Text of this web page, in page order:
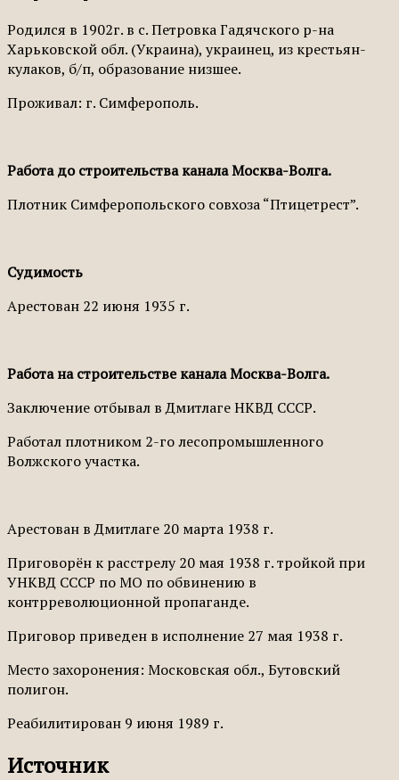
Родился в 1902г. в с. Петровка Гадячского р-на
Харьковской обл. (Украина), украинец, из крестьян-
кулаков, б/п, образование низшее.
Проживал: г. Симферополь.
Работа до строительства канала Москва-Волга.
Плотник Симферопольского совхоза “Птицетрест”.
Судимость
Арестован 22 июня 1935 г.
Работа на строительстве канала Москва-Волга.
Заключение отбывал в Дмитлаге НКВД СССР.
Работал плотником 2-го лесопромышленного
Волжского участка.
Арестован в Дмитлаге 20 марта 1938 г.
Приговорён к расстрелу 20 мая 1938 г. тройкой при
УНКВД СССР по МО по обвинению в
контрреволюционной пропаганде.
Приговор приведен в исполнение 27 мая 1938 г.
Место захоронения: Московская обл., Бутовский
полигон.
Реабилитирован 9 июня 1989 г.
Источник